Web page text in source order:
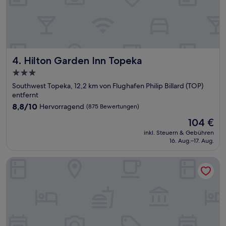
4. Hilton Garden Inn Topeka
Hilton Garden Inn Topeka
3.0-
Sterne-
Unterkunft
Southwest Topeka, 12,2 km von Flughafen Philip Billard (TOP)
entfernt
8.8
8,8/10 Hervorragend (875 Bewertungen)
Der
Preis
beträgt
104 €
inkl. Steuern & Gebühren
16. Aug.–17. Aug.